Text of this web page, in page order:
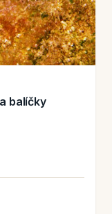
balíčky